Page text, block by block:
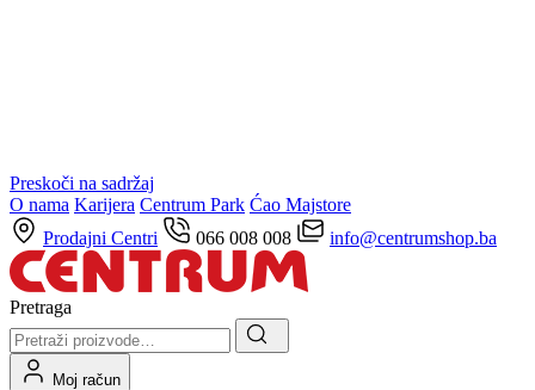
Preskoči na sadržaj
O nama Karijera Centrum Park Ćao Majstore
Prodajni Centri
066 008 008 info@centrumshop.ba
Pretraga
Moj račun